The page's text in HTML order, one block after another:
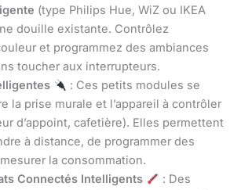
(type Philips Hue, WiZ ou IKEA
douille existante. Contrôlez
et programmez des ambiances
toucher aux interrupteurs.
: Ces petits modules se
la prise murale et l’appareil à contrôler
d’appoint, cafetière). Elles permettent
à distance, de programmer des
la consommation.
Connectés Intelligents
: Des